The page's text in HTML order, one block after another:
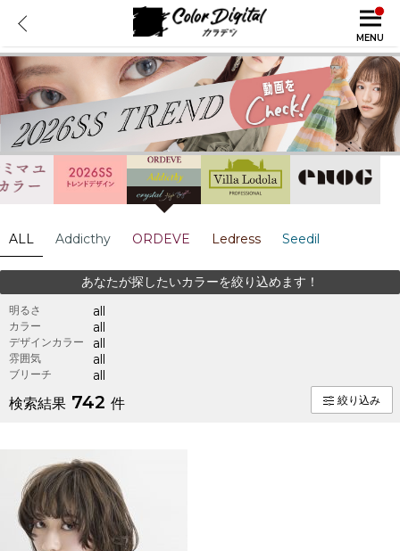
MENU
ALL Addicthy ORDEVE Ledress Seedil
あなたが探したいカラーを絞り込めます！
明るさ all
カラー all
デザインカラー all
雰囲気 all
ブリーチ all
検索結果 742 件 絞り込み